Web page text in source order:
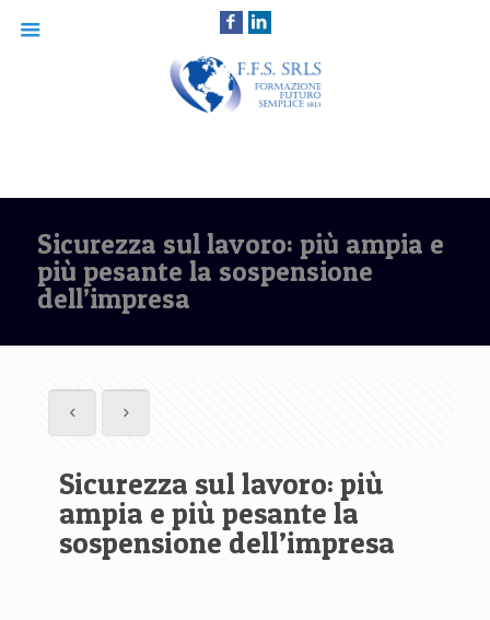
Sicurezza sul lavoro: più ampia e
più pesante la sospensione
dell’impresa
Sicurezza sul lavoro: più
ampia e più pesante la
sospensione dell’impresa